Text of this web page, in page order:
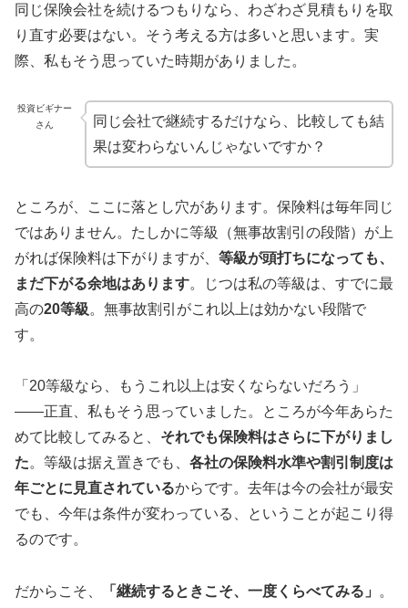
同じ保険会社を続けるつもりなら、わざわざ見積もりを取
り直す必要はない。そう考える方は多いと思います。実
際、私もそう思っていた時期がありました。
投資ビギナー
さん
同じ会社で継続するだけなら、比較しても結
果は変わらないんじゃないですか？
ところが、ここに落とし穴があります。保険料は毎年同じ
ではありません。たしかに等級（無事故割引の段階）が上
がれば保険料は下がりますが、 等級が頭打ちになっても、
まだ下がる余地はあります。じつは私の等級は、すでに最
高の20等級。無事故割引がこれ以上は効かない段階で
す。
「20等級なら、もうこれ以上は安くならないだろう」
——正直、私もそう思っていました。ところが今年あらた
めて比較してみると、 それでも保険料はさらに下がりまし
た。等級は据え置きでも、 各社の保険料水準や割引制度は
年ごとに見直されているからです。去年は今の会社が最安
でも、今年は条件が変わっている、ということが起こり得
るのです。
だからこそ、 「継続するときこそ、一度くらべてみる」
。